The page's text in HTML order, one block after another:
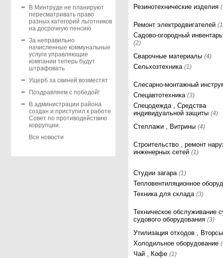
В Минтруде не планируют
пересматривать право
разных категорий льготников
на досрочную пенсию
За неправильно
начисленные коммунальные
услуги управляющие
компании теперь будут
штрафовать
Ущерб за свиней возместят
Поздравляем с победой!
В администрации района
создан и приступил к работе
Совет по противодействию
коррупции.
Все новости
Резинотехнические изделия
Ремонт электродвигателей
Садово-огородный
(2)
Сварочные материалы(4)
Сельхозтехника(1)
Слесарно-монтажный
Спецавтотехника(3)
Спецодежда , Средства
индивидуальной защиты(4)
Стеллажи , Витрины(4)
Строительство , ремонт
инженерных сетей(1)
Студии загара(1)
Тепловентиляционное
Техника для склада(3)
Техническое обслуживание
судового оборудования(3)
Утилизация отходов ,
Холодильное оборудование
Чай , Кофе(1)